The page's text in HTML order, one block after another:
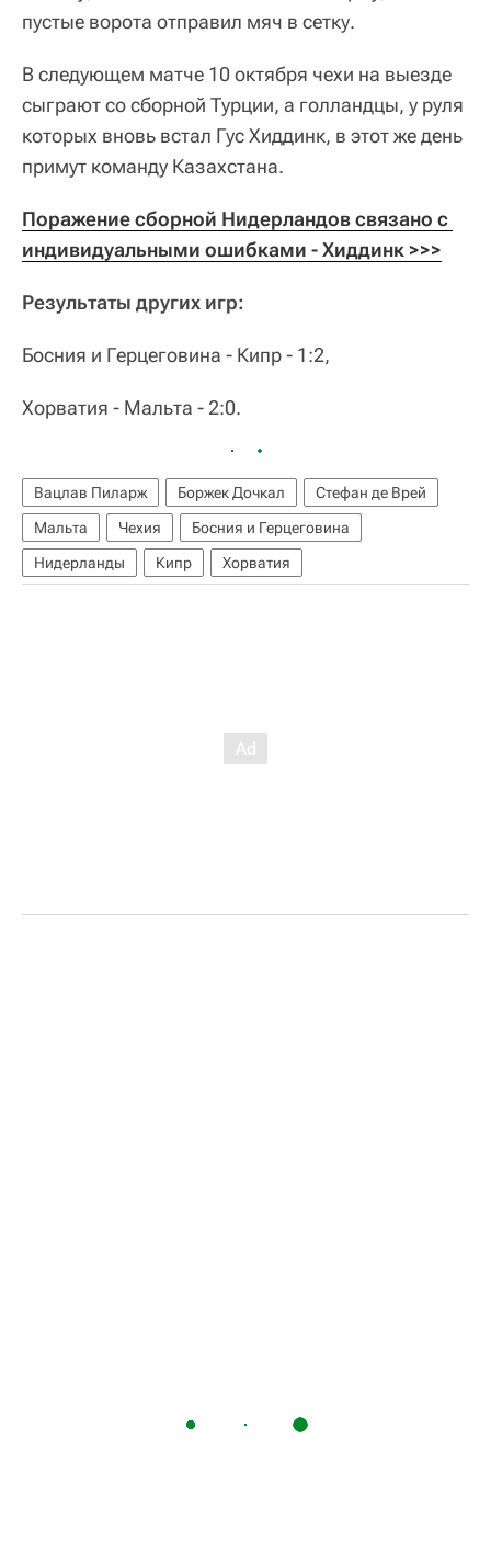
пустые ворота отправил мяч в сетку.
В следующем матче 10 октября чехи на выезде
сыграют со сборной Турции, а голландцы, у руля
которых вновь встал Гус Хиддинк, в этот же день
примут команду Казахстана.
Поражение сборной Нидерландов связано с
индивидуальными ошибками - Хиддинк >>>
Результаты других игр:
Босния и Герцеговина - Кипр - 1:2,
Хорватия - Мальта - 2:0.
Вацлав Пиларж Боржек Дочкал
Стефан де Врей
Мальта
Чехия
Босния и Герцеговина
Нидерланды
Кипр Хорватия